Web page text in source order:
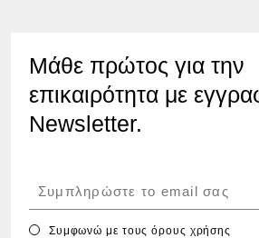
Μάθε πρώτος για την
επικαιρότητα με
Newsletter.
Συμφωνώ με τουςόρους χρήσης